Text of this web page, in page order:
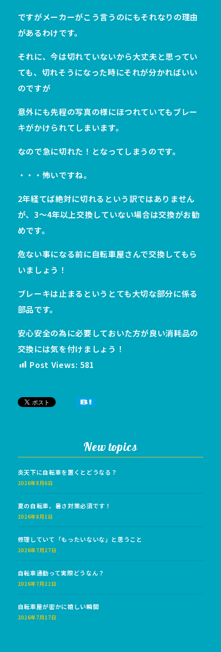
ですがメーカーがこう言うのにもそれなりの理由
があるわけです。
それに、今は切れていないから大丈夫と思ってい
ても、切れそうになった時にそれが分かればいい
のですが
意外にも先程の写真の様にほつれていてもブレー
キがかけられてしまいます。
なので急に切れた！となってしまうのです。
・・・怖いですね。
2年経てば絶対に切れるという訳ではありません
が、3～4年以上交換していない場合は交換がお勧
めです。
危ない事になる前に自転車屋さんで交換してもら
いましょう！
ブレーキは止まるというとても大切な部分に係る
部品です。
安心安全の為に必要しておいた方が良い消耗品の
交換には気を付けましょう！
Post Views: 581
New topics
炎天下に自転車を置くとどうなる？
2026年8月6日
夏の自転車、暑さ対策必須です！
2026年8月1日
修理していて「もったいないな」と思うこと
2026年7月27日
自転車通勤って実際どうなん？
2026年7月22日
自転車屋が密かに嬉しい瞬間
2026年7月17日